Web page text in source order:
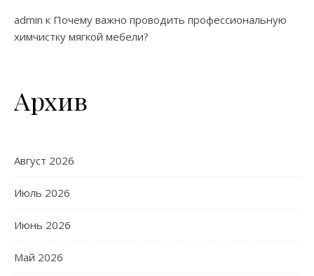
admin к Почему важно проводить профессиональную
химчистку мягкой мебели?
Архив
Август 2026
Июль 2026
Июнь 2026
Май 2026